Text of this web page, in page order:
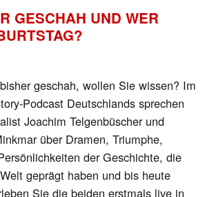
GESCHAH UND WER
geschah, wollen Sie wissen? Im
Podcast Deutschlands sprechen
Joachim Telgenbüscher und
über Dramen, Triumphe,
der Geschichte, die
geprägt haben und bis heute
Sie die beiden erstmals live in